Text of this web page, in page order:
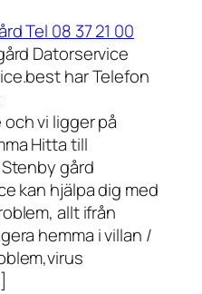
Tel 08 37 21 00
Datorservice
har Telefon
vi ligger på
Hitta till
gård
kan hjälpa dig med
allt ifrån
hemma i villan /